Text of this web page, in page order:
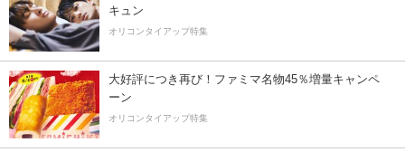
キュン
オリコンタイアップ特集
大好評につき再び！ファミマ名物45％増量キャンペ
ーン
オリコンタイアップ特集